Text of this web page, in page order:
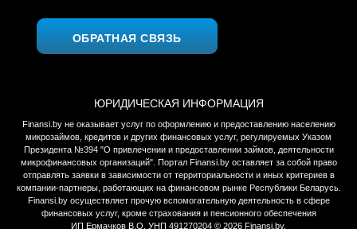
ОБРАТНАЯ СВЯЗЬ
ЮРИДИЧЕСКАЯ ИНФОРМАЦИЯ
Finansi.by не оказывает услуг по оформлению и предоставлению населению
микрозаймов, кредитов и других финансовых услуг, регулируемых Указом
Президента №394 "О привлечении и предоставлении займов, деятельности
микрофинансовых организаций". Портал Finansi.by оставляет за собой право
отправлять заявки в зависимости от территориальности и иных критериев в
компании-партнеры, работающих на финансовом рынке Республики Беларусь.
Finansi.by осуществляет прочую вспомогательную деятельность в сфере
финансовых услуг, кроме страхования и пенсионного обеспечения
ИП Ермачков В.О. УНП 491270204 © 2026 Finansi.by.